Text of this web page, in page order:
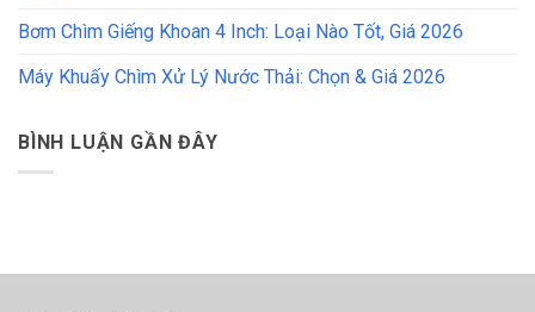
Bơm Chìm Giếng Khoan 4 Inch: Loại Nào Tốt, Giá 2026
Máy Khuấy Chìm Xử Lý Nước Thải: Chọn & Giá 2026
BÌNH LUẬN GẦN ĐÂY